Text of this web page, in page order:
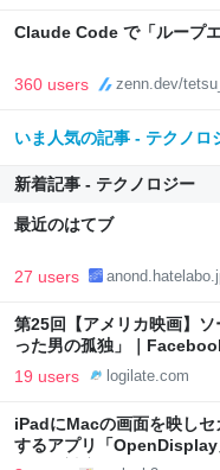
Claude Code で「ループ
360 users zenn.dev/
いま人気の記事 - テクノロ
新着記事 - テクノロジー
最近のはてブ
27 users
第25回【アメリカ映画】
った男の孤独」｜
19 users logilate.com
iPadにMacの画面を映し
するアプリ「